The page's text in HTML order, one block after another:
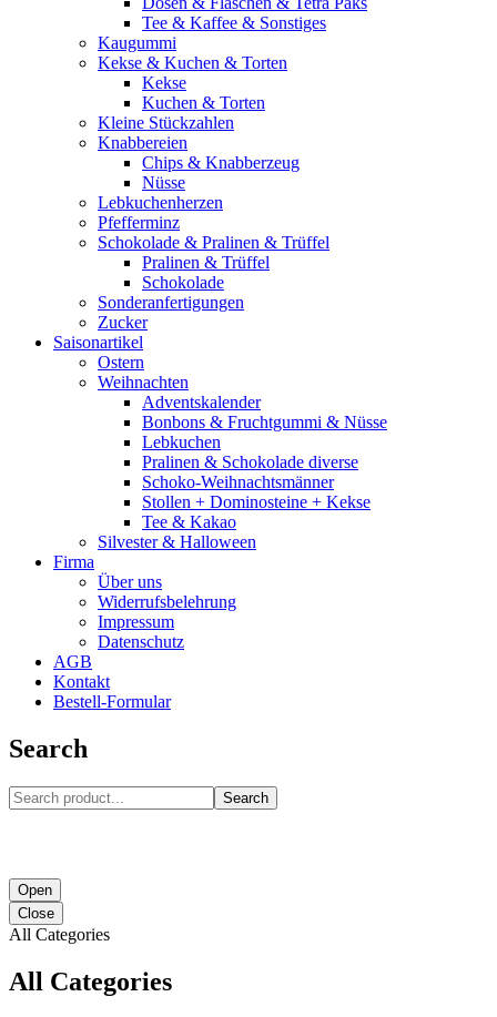
Tee & Kaffee & Sonstiges
Kaugummi
Kekse & Kuchen & Torten
Kekse
Kuchen & Torten
Kleine Stückzahlen
Knabbereien
Chips & Knabberzeug
Nüsse
Lebkuchenherzen
Pfefferminz
Schokolade & Pralinen & Trüffel
Pralinen & Trüffel
Schokolade
Sonderanfertigungen
Zucker
Saisonartikel
Ostern
Weihnachten
Adventskalender
Bonbons & Fruchtgummi & Nüsse
Lebkuchen
Pralinen & Schokolade diverse
Schoko-Weihnachtsmänner
Stollen + Dominosteine + Kekse
Tee & Kakao
Silvester & Halloween
Firma
Über uns
Widerrufsbelehrung
Impressum
Datenschutz
AGB
Kontakt
Bestell-Formular
Search
Search
Open
Close
All Categories
All Categories